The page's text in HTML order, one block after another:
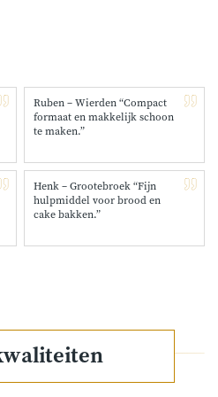
Ruben – Wierden “Compact
formaat en makkelijk schoon
te maken.”
Henk – Grootebroek “Fijn
hulpmiddel voor brood en
cake bakken.”